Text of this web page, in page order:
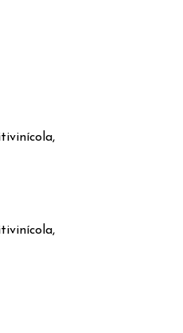
CONSUMO GLOBAL
LLEVA EL 62% DE SUS